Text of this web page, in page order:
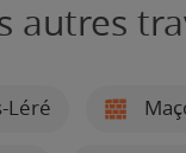
autres
Léré